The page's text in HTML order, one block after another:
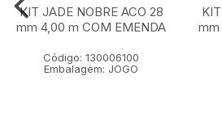
KIT JADE NOBRE ACO 28
mm 4,00 m COM EMENDA
Código: 130006100
Embalagem: JOGO
mm